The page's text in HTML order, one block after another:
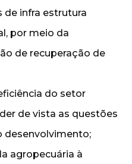
de infra estrutura
por meio da
de recuperação de
do setor
de vista as questões
desenvolvimento;
agropecuária à